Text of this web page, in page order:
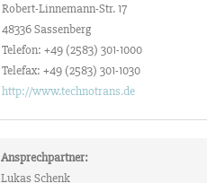
Robert-Linnemann-Str. 17
48336 Sassenberg
Telefon: +49 (2583) 301-1000
Telefax: +49 (2583) 301-1030
http://www.technotrans.de
Ansprechpartner:
Lukas Schenk